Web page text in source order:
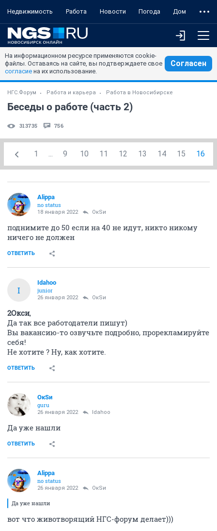
Недвижимость Работа Новости Погода Дом
На информационном ресурсе применяются cookie-
файлы. Оставаясь на сайте, вы подтверждаете свое
согласие на их использование.
Согласен
НГС.Форум Работа и карьера Работа в Новосибирске
Беседы о работе (часть 2)
313735 756
1 ... 9 10 11 12 13 14 15 16
Alippa
no status
18 января 2022 ОкSи
поднимите до 50 если на 40 не идут, никто никому
ничего не должен
ОТВЕТИТЬ
I
Idahoo
junior
26 января 2022 ОкSи
2Окси,
Да так все работодатели пишут)
Вы вакансию-то озвучьте подробно, прорекламируйте
себя!
Не хотите ? Ну, как хотите.
ОТВЕТИТЬ
ОкSи
guru
26 января 2022 Idahoo
Да уже нашли
ОТВЕТИТЬ
Alippa
no status
26 января 2022 ОкSи
Да уже нашли
вот что животворящий НГС-форум делает)))